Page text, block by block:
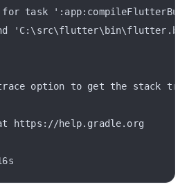
task
option to get the stack
https://help.gradle.org